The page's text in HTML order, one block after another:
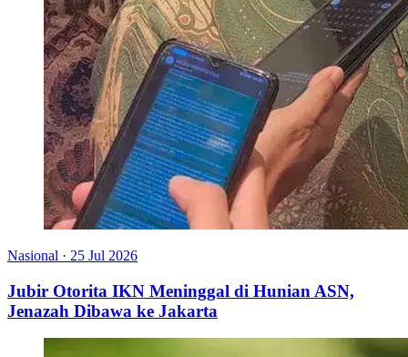
Nasional · 25 Jul 2026
Jubir Otorita IKN Meninggal di Hunian ASN,
Jenazah Dibawa ke Jakarta